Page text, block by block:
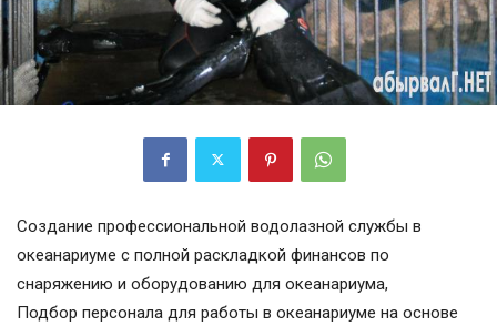
Создание профессиональной водолазной службы в
океанариуме с полной раскладкой финансов по
снаряжению и оборудованию для океанариума,
Подбор персонала для работы в океанариуме на основе